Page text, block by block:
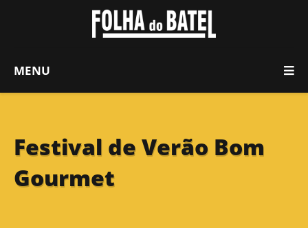
MENU
Festival de Verão Bom
Gourmet